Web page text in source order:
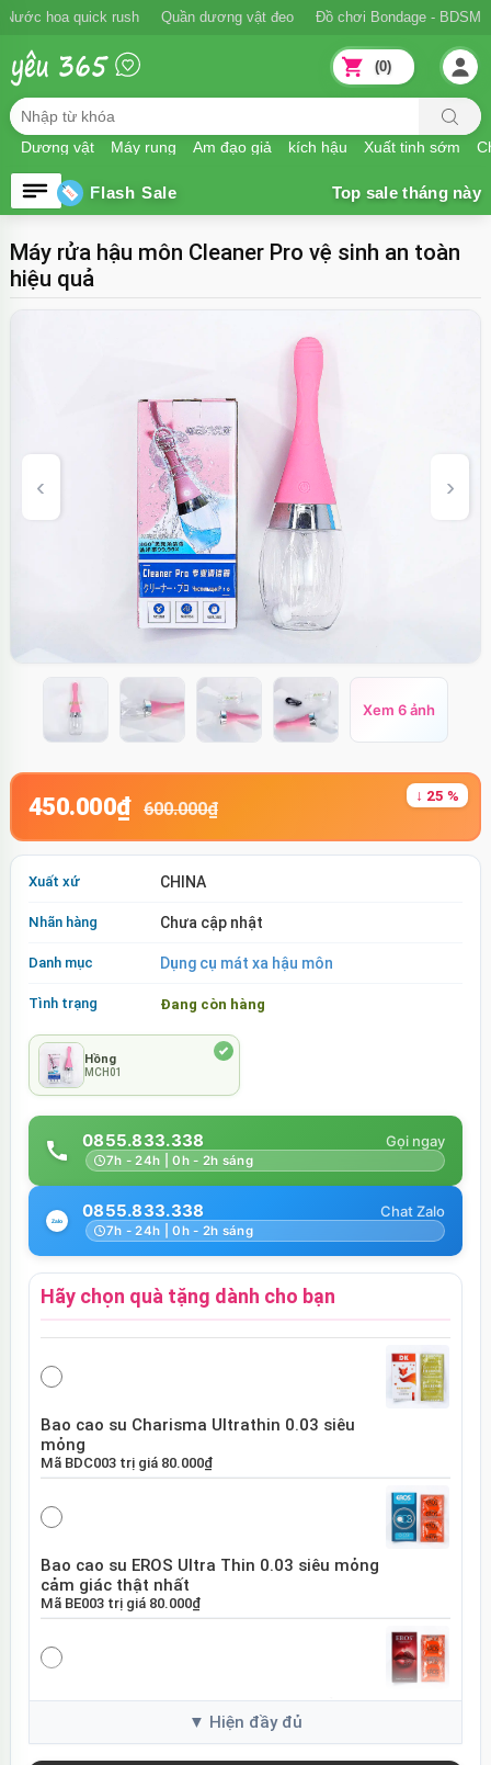
Ngăn xuất tinh sớm Nước hoa quick rush Quần dương vật đeo Đồ
Dương vật Máy rung Âm đạo giả kích hậu Xuất tinh sớm
(0)
Flash Sale
Máy rửa hậu môn Cleaner Pro vệ sinh an toàn
hiệu quả
Xem 6 ảnh
450.000₫ 600.000₫
↓ 25 %
Xuất xứ CHINA
Nhãn hàng Chưa cập nhật
Danh mục Dụng cụ mát xa hậu môn
Tình trạng Đang còn hàng
Hồng
MCH01
0855.833.338
7h - 24h | 0h - 2h sáng
0855.833.338
7h - 24h | 0h - 2h sáng
Hãy chọn quà tặng dành cho bạn
Bao cao su Charisma Ultrathin 0.03 siêu
mỏng
Mã BDC003trị giá 80.000₫
Bao cao su EROS Ultra Thin 0.03 siêu mỏng
cảm giác thật nhất
Mã BE003trị giá 80.000₫
Bao cao su EROS Super Dotted gai nổi tăng
MãBES01trị giá80.000₫